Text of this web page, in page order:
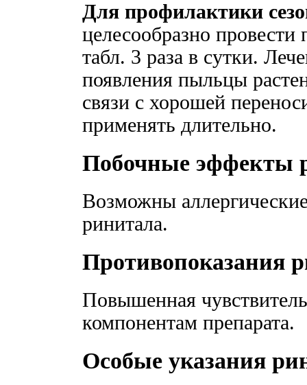
Для профилактики
целесообразно
табл. 3 раза в сутки.
появления пыльцы
связи с хорошей
применять длительно.
Побочные эффекты
Возможны
ринитала.
Противопоказания
Повышенная
компонентам препарата.
Особые указания